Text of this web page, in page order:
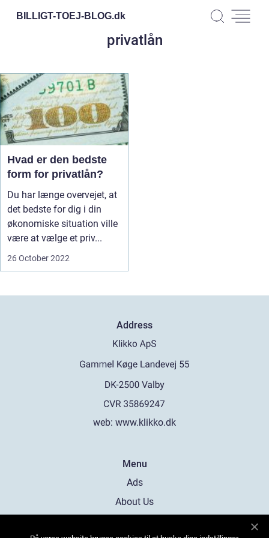
BILLIGT-TOEJ-BLOG.dk
privatlån
Hvad er den bedste
form for privatlån?
Du har længe overvejet, at
det bedste for dig i din
økonomiske situation ville
være at vælge et priv...
26 October 2022
Address
web: www.klikko.dk
Menu
Ads
About Us